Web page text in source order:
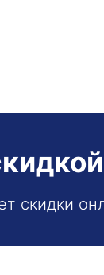
скидки